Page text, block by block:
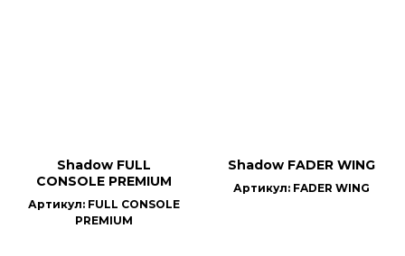
Shadow FULL
CONSOLE PREMIUM
Артикул: FULL CONSOLE
PREMIUM
Shadow FADER WING
Артикул: FADER WING